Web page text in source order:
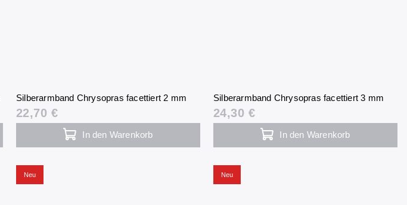
Silberarmband Chrysopras facettiert 2 mm
22,70 €
In den Warenkorb
Silberarmband Chrysopras facettiert 3 mm
24,30 €
In den Warenkorb
Neu Neu